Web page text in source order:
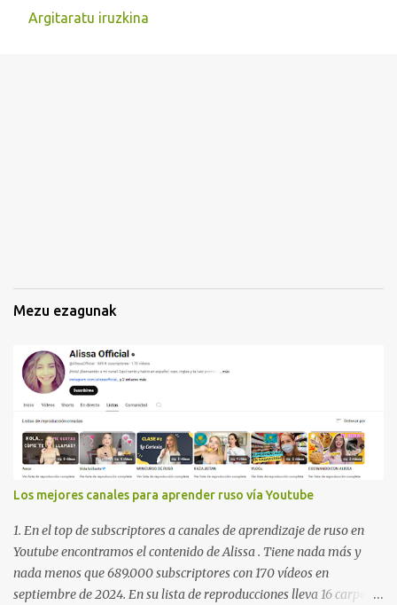
Argitaratu iruzkina
Mezu ezagunak
Los mejores canales para aprender ruso vía Youtube
1. En el top de subscriptores a canales de aprendizaje de ruso en
Youtube encontramos el contenido de Alissa . Tiene nada más y
nada menos que 689.000 subscriptores con 170 vídeos en
septiembre de 2024. En su lista de reproducciones lleva 16 carpetas